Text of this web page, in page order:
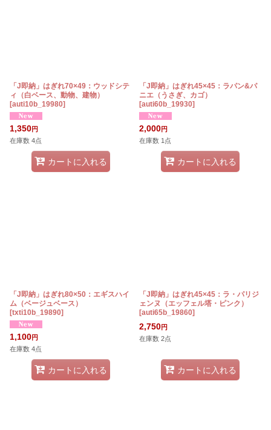
「J即納」はぎれ70×49：ウッドシテ
ィ（白ベース、動物、建物）
[auti10b_19980]
1,350円
在庫数 4点
カートに入れる
「J即納」はぎれ45×45：ラパン&パ
ニエ（うさぎ、カゴ）
[auti60b_19930]
2,000円
在庫数 1点
カートに入れる
「J即納」はぎれ80×50：エギスハイ
ム（ベージュベース）
[txti10b_19890]
1,100円
在庫数 4点
カートに入れる
「J即納」はぎれ45×45：ラ・パリジ
ェンヌ（エッフェル塔・ピンク）
[auti65b_19860]
2,750円
在庫数 2点
カートに入れる